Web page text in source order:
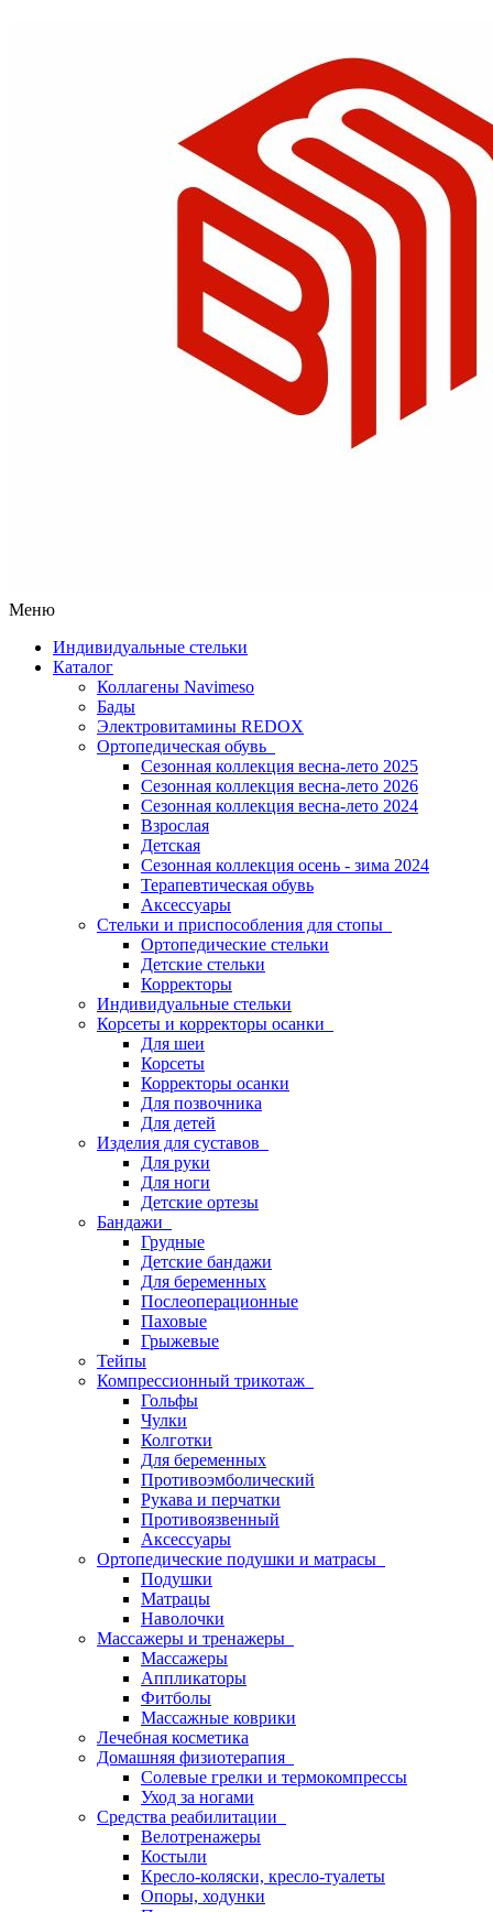
Меню
Индивидуальные стельки
Каталог
Коллагены Navimeso
Бады
Электровитамины REDOX
Ортопедическая обувь
Сезонная коллекция весна-лето 2025
Сезонная коллекция весна-лето 2026
Сезонная коллекция весна-лето 2024
Взрослая
Детская
Сезонная коллекция осень - зима 2024
Терапевтическая обувь
Аксессуары
Стельки и приспособления для стопы
Ортопедические стельки
Детские стельки
Корректоры
Индивидуальные стельки
Корсеты и корректоры осанки
Для шеи
Корсеты
Корректоры осанки
Для позвочника
Для детей
Изделия для суставов
Для руки
Для ноги
Детские ортезы
Бандажи
Грудные
Детские бандажи
Для беременных
Послеоперационные
Паховые
Грыжевые
Тейпы
Компрессионный трикотаж
Гольфы
Чулки
Колготки
Для беременных
Противоэмболический
Рукава и перчатки
Противоязвенный
Аксессуары
Ортопедические подушки и матрасы
Подушки
Матрацы
Наволочки
Массажеры и тренажеры
Массажеры
Аппликаторы
Фитболы
Массажные коврики
Лечебная косметика
Домашняя физиотерапия
Солевые грелки и термокомпрессы
Уход за ногами
Средства реабилитации
Велотренажеры
Костыли
Кресло-коляски, кресло-туалеты
Опоры, ходунки